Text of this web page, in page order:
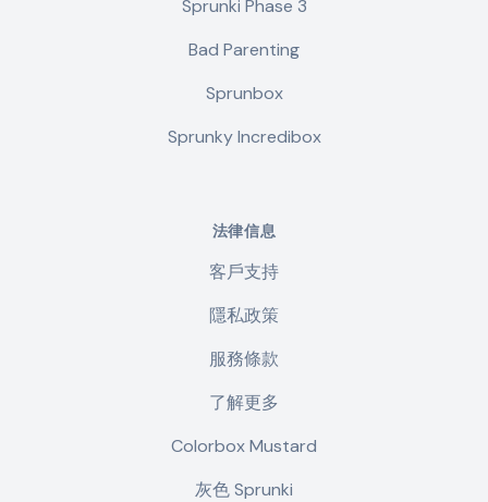
Sprunki Phase 3
Bad Parenting
Sprunbox
Sprunky Incredibox
法律信息
客戶支持
隱私政策
服務條款
了解更多
Colorbox Mustard
灰色 Sprunki